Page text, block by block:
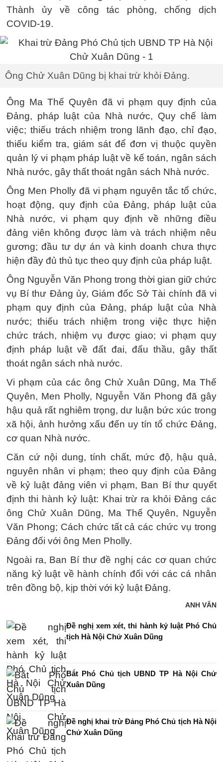
Thành ủy về công tác phòng, chống dịch
COVID-19.
Ông Chử Xuân Dũng bị khai trừ khỏi Đảng.
Ông Ma Thế Quyên đã vi phạm quy định của
Đảng, pháp luật của Nhà nước, Quy chế làm
việc; thiếu trách nhiệm trong lãnh đạo, chỉ đạo,
thiếu kiểm tra, giám sát để đơn vị thuộc quyền
quản lý vi phạm pháp luật về kế toán, ngân sách
Nhà nước, gây thất thoát ngân sách Nhà nước.
Ông Men Pholly đã vi phạm nguyên tắc tổ chức,
hoạt động, quy định của Đảng, pháp luật của
Nhà nước, vi phạm quy định về những điều
đảng viên không được làm và trách nhiệm nêu
gương; đầu tư dự án và kinh doanh chưa thực
hiện đầy đủ thủ tục theo quy định của pháp luật.
Ông Nguyễn Văn Phong trong thời gian giữ chức
vụ Bí thư Đảng ủy, Giám đốc Sở Tài chính đã vi
phạm quy định của Đảng, pháp luật của Nhà
nước; thiếu trách nhiệm trong việc thực hiện
chức trách, nhiệm vụ được giao; vi phạm quy
định pháp luật về đất đai, đấu thầu, gây thất
thoát ngân sách nhà nước.
Vi phạm của các ông Chử Xuân Dũng, Ma Thế
Quyên, Men Pholly, Nguyễn Văn Phong đã gây
hậu quả rất nghiêm trọng, dư luận bức xúc trong
xã hội, ảnh hưởng xấu đến uy tín tổ chức Đảng,
cơ quan Nhà nước.
Căn cứ nội dung, tính chất, mức độ, hậu quả,
nguyên nhân vi phạm; theo quy định của Đảng
về kỷ luật đảng viên vi phạm, Ban Bí thư quyết
định thi hành kỷ luật: Khai trừ ra khỏi Đảng các
ông Chử Xuân Dũng, Ma Thế Quyên, Nguyễn
Văn Phong; Cách chức tất cả các chức vụ trong
Đảng đối với ông Men Pholly.
Ngoài ra, Ban Bí thư đề nghị các cơ quan chức
năng kỷ luật về hành chính đối với các cá nhân
trên đồng bộ, kịp thời với kỷ luật Đảng.
ANH VĂN
Đề nghị xem xét, thi hành kỷ luật Phó Chủ
tịch Hà Nội Chử Xuân Dũng
Bắt Phó Chủ tịch UBND TP Hà Nội Chử
Xuân Dũng
Đề nghị khai trừ Đảng Phó Chủ tịch Hà Nội
Chử Xuân Dũng